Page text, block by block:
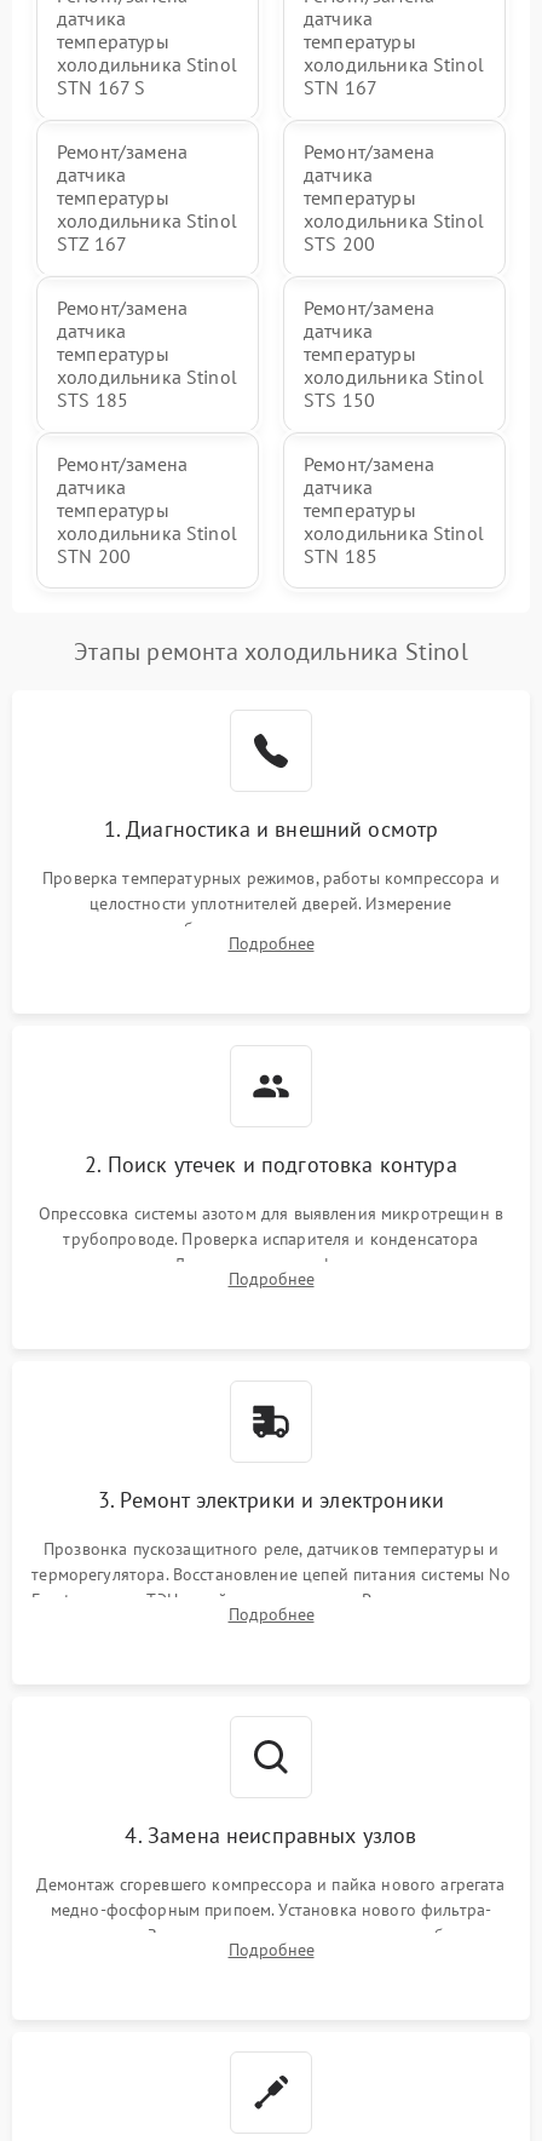
датчика
температуры
холодильника Stinol
STN 167 S
датчика
температуры
холодильника Stinol
STN 167
Ремонт/замена
датчика
температуры
холодильника Stinol
STZ 167
Ремонт/замена
датчика
температуры
холодильника Stinol
STS 200
Ремонт/замена
датчика
температуры
холодильника Stinol
STS 185
Ремонт/замена
датчика
температуры
холодильника Stinol
STS 150
Ремонт/замена
датчика
температуры
холодильника Stinol
STN 200
Ремонт/замена
датчика
температуры
холодильника Stinol
STN 185
Этапы ремонта холодильника Stinol
1. Диагностика и внешний осмотр
Проверка температурных режимов, работы компрессора и
целостности уплотнителей дверей. Измерение
сопротивления обмоток мотора, проверка термостата и
считывание кодов ошибок с электронного дисплея.
Подробнее
2. Поиск утечек и подготовка контура
Опрессовка системы азотом для выявления микротрещин в
трубопроводе. Проверка испарителя и конденсатора
течеискателем. Демонтаж старого фильтра-осушителя и
продувка капиллярной трубки для устранения засоров.
Подробнее
3. Ремонт электрики и электроники
Прозвонка пускозащитного реле, датчиков температуры и
терморегулятора. Восстановление цепей питания системы No
Frost, включая ТЭН оттайки и вентилятор. Ремонт или замена
платы управления при сбоях алгоритмов.
Подробнее
4. Замена неисправных узлов
Демонтаж сгоревшего компрессора и пайка нового агрегата
медно-фосфорным припоем. Установка нового фильтра-
осушителя. Замена изношенных вентиляторов обдува,
сломанных заслонок или поврежденных дверных петель.
Подробнее